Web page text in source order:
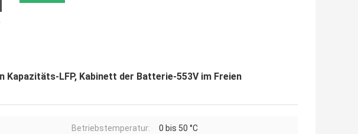
LFP, Kabinett der Batterie-553V im Freien
Betriebstemperatur: 0 bis 50 °C